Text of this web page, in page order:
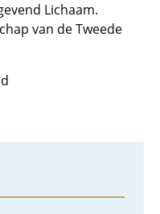
Lichaam.
van de Tweede